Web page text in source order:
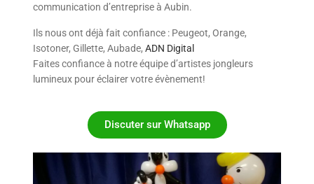
communication d’entreprise à Aubin.
Ils nous ont déjà fait confiance : Peugeot, Orange,
Isotoner, Gillette, Aubade, ADN Digital
Faites confiance à notre équipe d’artistes jongleurs
lumineux pour éclairer votre évènement!
Discuter sur Whatsapp